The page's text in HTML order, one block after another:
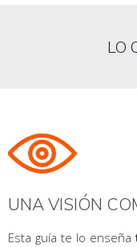
LO
UNA VISIÓN
Esta guía te lo enseña